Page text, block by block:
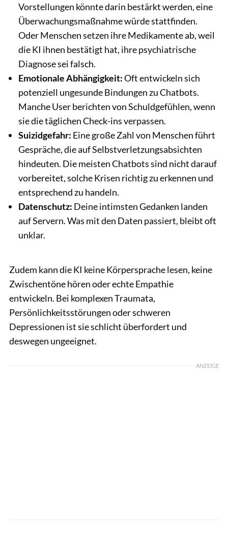
Vorstellungen könnte darin bestärkt werden, eine
Überwachungsmaßnahme würde stattfinden.
Oder Menschen setzen ihre Medikamente ab, weil
die KI ihnen bestätigt hat, ihre psychiatrische
Diagnose sei falsch.
Emotionale Abhängigkeit:Oft entwickeln sich
potenziell ungesunde Bindungen zu Chatbots.
Manche User berichten von Schuldgefühlen, wenn
sie die täglichen Check-ins verpassen.
Suizidgefahr: Eine große Zahl von Menschen führt
Gespräche, die auf Selbstverletzungsabsichten
hindeuten. Die meisten Chatbots sind nicht darauf
vorbereitet, solche Krisen richtig zu erkennen und
entsprechend zu handeln.
Datenschutz: Deine intimsten Gedanken landen
auf Servern. Was mit den Daten passiert, bleibt oft
unklar.
Zudem kann die KI keine Körpersprache lesen, keine
Zwischentöne hören oder echte Empathie
entwickeln. Bei komplexen Traumata,
Persönlichkeitsstörungen oder schweren
Depressionen ist sie schlicht überfordert und
deswegen ungeeignet.
ANZEIGE